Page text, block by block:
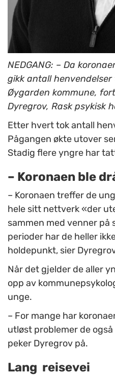
NEDGANG: – Da
gikk antall henvendelser
Øygarden kommune,
Dyregrov, Rask psykisk
Etter hvert tok antall
Pågangen økte utover
Stadig flere yngre har
– Koronaen ble
– Koronaen treffer de
hele sitt nettverk «der
sammen med venner på
perioder har de heller
holdepunkt, sier
Når det gjelder de aller
opp av
unge.
– For mange har
utløst problemer de
peker Dyregrov på.
Lang reisevei